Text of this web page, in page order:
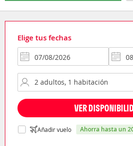
Elige tus fechas
VER
Añadir vuelo ahorra hasta un